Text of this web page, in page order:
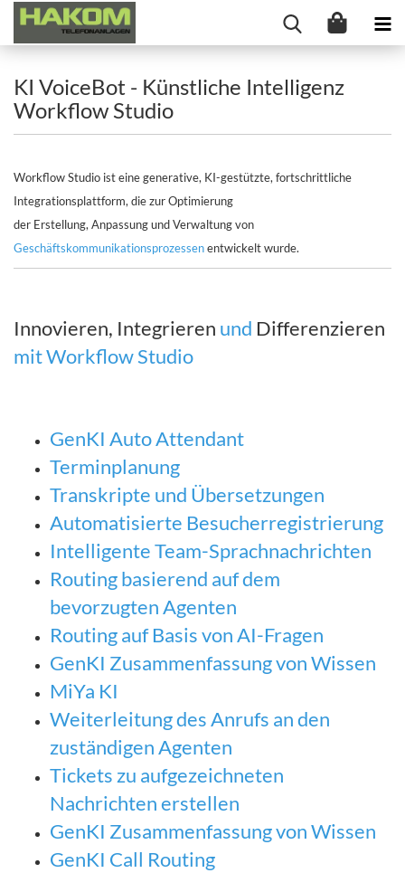
KI VoiceBot - Künstliche Intelligenz
Workflow Studio
Workflow Studio ist eine generative, KI-gestützte, fortschrittliche
Integrationsplattform, die zur Optimierung
der Erstellung, Anpassung und Verwaltung von
Geschäftskommunikationsprozessenentwickelt wurde.
Innovieren, Integrieren und Differenzieren
mit Workflow Studio
GenKI Auto Attendant
Terminplanung
Transkripte und Übersetzungen
Automatisierte Besucherregistrierung
Intelligente Team-Sprachnachrichten
Routing basierend auf dem
bevorzugten Agenten
Routing auf Basis von AI-Fragen
GenKI Zusammenfassung von Wissen
MiYa KI
Weiterleitung des Anrufs an den
zuständigen Agenten
Tickets zu aufgezeichneten
Nachrichten erstellen
GenKI Zusammenfassung von Wissen
GenKI Call Routing